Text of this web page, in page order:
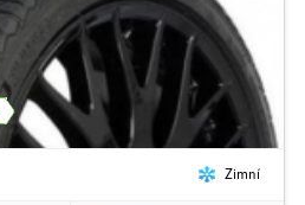
Zimní